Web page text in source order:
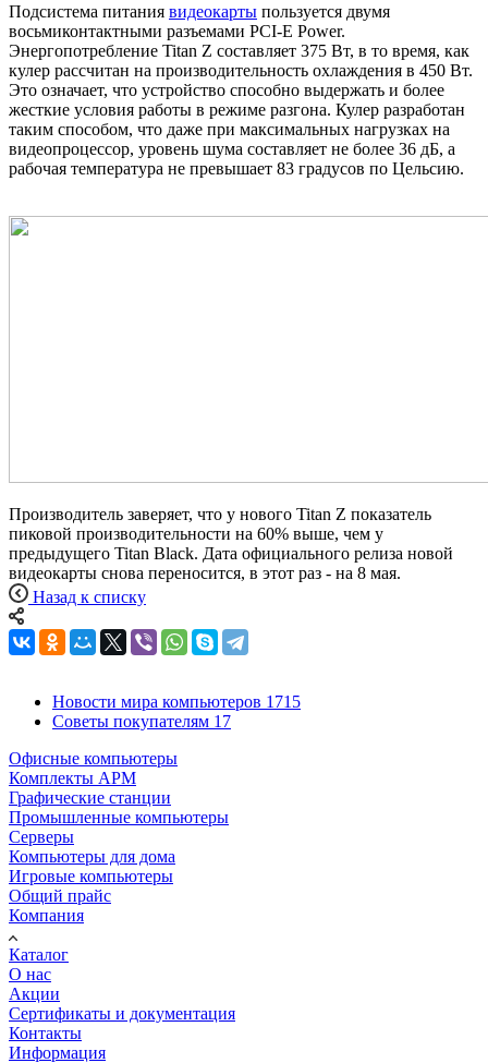
Подсистема питания видеокарты пользуется двумя
восьмиконтактными разъемами PCI-E Power.
Энергопотребление Titan Z составляет 375 Вт, в то время, как
кулер рассчитан на производительность охлаждения в 450 Вт.
Это означает, что устройство способно выдержать и более
жесткие условия работы в режиме разгона. Кулер разработан
таким способом, что даже при максимальных нагрузках на
видеопроцессор, уровень шума составляет не более 36 дБ, а
рабочая температура не превышает 83 градусов по Цельсию.
Производитель заверяет, что у нового Titan Z показатель
пиковой производительности на 60% выше, чем у
предыдущего Titan Black. Дата официального релиза новой
видеокарты снова переносится, в этот раз - на 8 мая.
Назад к списку
Новости мира компьютеров 1715
Советы покупателям 17
Офисные компьютеры
Комплекты АРМ
Графические станции
Промышленные компьютеры
Серверы
Компьютеры для дома
Игровые компьютеры
Общий прайс
Компания
Каталог
О нас
Акции
Сертификаты и документация
Контакты
Информация